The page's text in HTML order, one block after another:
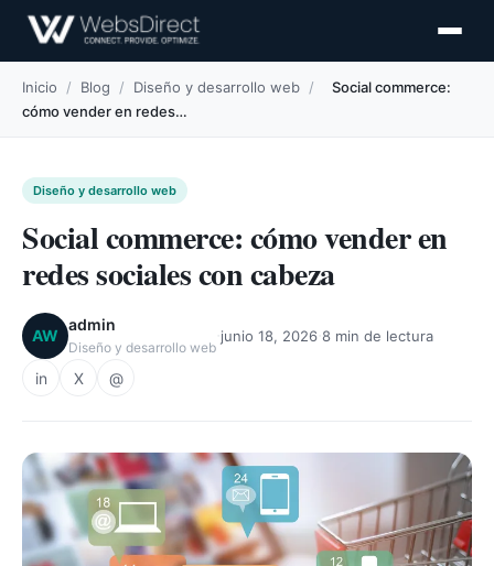
Inicio / Blog / Diseño y desarrollo web /
Social commerce:
cómo vender en redes…
Diseño y desarrollo web
Social commerce: cómo vender en
redes sociales con cabeza
AW
admin
Diseño y desarrollo web
junio 18, 2026 8 min de lectura
in X @